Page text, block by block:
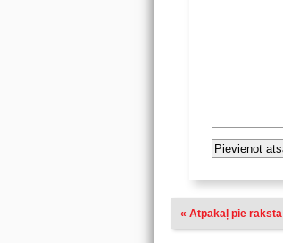
« Atpakaļ pie raksta